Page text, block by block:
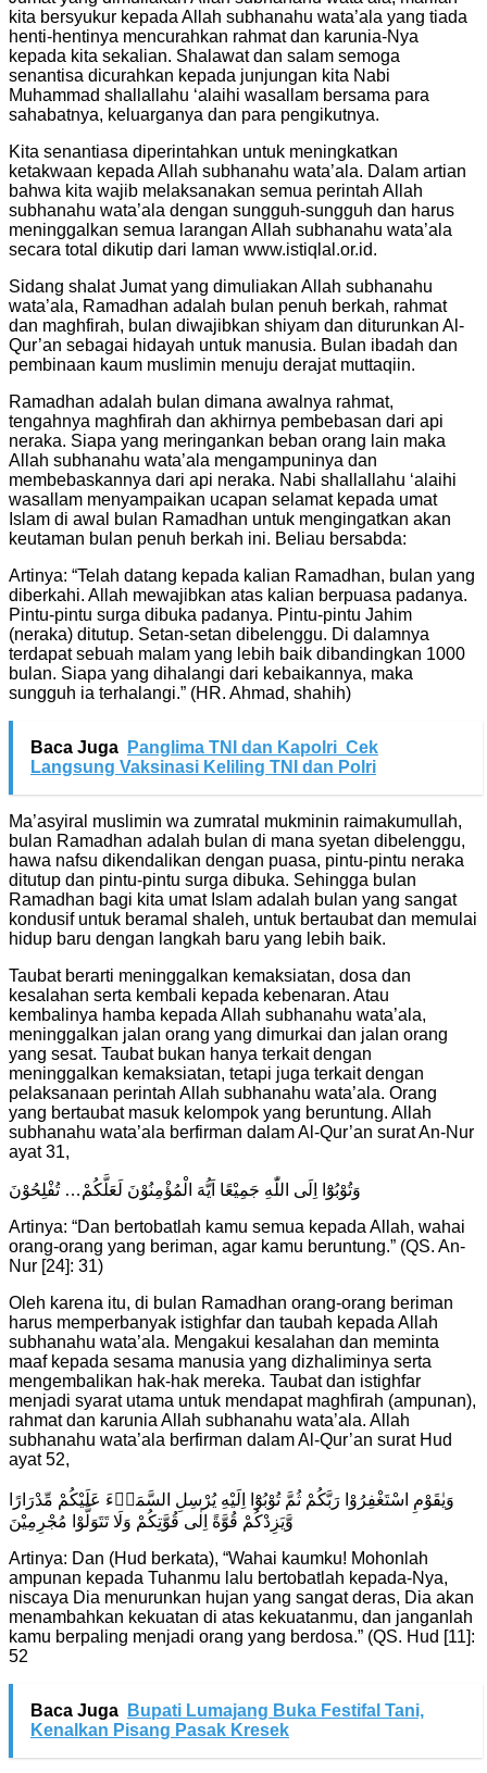
kita bersyukur kepada Allah subhanahu wata’ala yang tiada
henti-hentinya mencurahkan rahmat dan karunia-Nya
kepada kita sekalian. Shalawat dan salam semoga
senantisa dicurahkan kepada junjungan kita Nabi
Muhammad shallallahu ‘alaihi wasallam bersama para
sahabatnya, keluarganya dan para pengikutnya.
Kita senantiasa diperintahkan untuk meningkatkan
ketakwaan kepada Allah subhanahu wata’ala. Dalam artian
bahwa kita wajib melaksanakan semua perintah Allah
subhanahu wata’ala dengan sungguh-sungguh dan harus
meninggalkan semua larangan Allah subhanahu wata’ala
secara total dikutip dari laman www.istiqlal.or.id.
Sidang shalat Jumat yang dimuliakan Allah subhanahu
wata’ala, Ramadhan adalah bulan penuh berkah, rahmat
dan maghfirah, bulan diwajibkan shiyam dan diturunkan Al-
Qur’an sebagai hidayah untuk manusia. Bulan ibadah dan
pembinaan kaum muslimin menuju derajat muttaqiin.
Ramadhan adalah bulan dimana awalnya rahmat,
tengahnya maghfirah dan akhirnya pembebasan dari api
neraka. Siapa yang meringankan beban orang lain maka
Allah subhanahu wata’ala mengampuninya dan
membebaskannya dari api neraka. Nabi shallallahu ‘alaihi
wasallam menyampaikan ucapan selamat kepada umat
Islam di awal bulan Ramadhan untuk mengingatkan akan
keutaman bulan penuh berkah ini. Beliau bersabda:
Artinya: “Telah datang kepada kalian Ramadhan, bulan yang
diberkahi. Allah mewajibkan atas kalian berpuasa padanya.
Pintu-pintu surga dibuka padanya. Pintu-pintu Jahim
(neraka) ditutup. Setan-setan dibelenggu. Di dalamnya
terdapat sebuah malam yang lebih baik dibandingkan 1000
bulan. Siapa yang dihalangi dari kebaikannya, maka
sungguh ia terhalangi.” (HR. Ahmad, shahih)
Baca Juga
Panglima TNI dan Kapolri Cek
Langsung Vaksinasi Keliling TNI dan Polri
Ma’asyiral muslimin wa zumratal mukminin raimakumullah,
bulan Ramadhan adalah bulan di mana syetan dibelenggu,
hawa nafsu dikendalikan dengan puasa, pintu-pintu neraka
ditutup dan pintu-pintu surga dibuka. Sehingga bulan
Ramadhan bagi kita umat Islam adalah bulan yang sangat
kondusif untuk beramal shaleh, untuk bertaubat dan memulai
hidup baru dengan langkah baru yang lebih baik.
Taubat berarti meninggalkan kemaksiatan, dosa dan
kesalahan serta kembali kepada kebenaran. Atau
kembalinya hamba kepada Allah subhanahu wata’ala,
meninggalkan jalan orang yang dimurkai dan jalan orang
yang sesat. Taubat bukan hanya terkait dengan
meninggalkan kemaksiatan, tetapi juga terkait dengan
pelaksanaan perintah Allah subhanahu wata’ala. Orang
yang bertaubat masuk kelompok yang beruntung. Allah
subhanahu wata’ala berfirman dalam Al-Qur’an surat An-Nur
ayat 31,
وَتُوْبُوْٓا اِلَى اللّٰهِ جَمِيْعًا اَيُّهَ الْمُؤْمِنُوْنَ لَعَلَّكُمْ… تُفْلِحُوْنَ
Artinya: “Dan bertobatlah kamu semua kepada Allah, wahai
orang-orang yang beriman, agar kamu beruntung.” (QS. An-
Nur [24]: 31)
Oleh karena itu, di bulan Ramadhan orang-orang beriman
harus memperbanyak istighfar dan taubah kepada Allah
subhanahu wata’ala. Mengakui kesalahan dan meminta
maaf kepada sesama manusia yang dizhaliminya serta
mengembalikan hak-hak mereka. Taubat dan istighfar
menjadi syarat utama untuk mendapat maghfirah (ampunan),
rahmat dan karunia Allah subhanahu wata’ala. Allah
subhanahu wata’ala berfirman dalam Al-Qur’an surat Hud
ayat 52,
وَيٰقَوْمِ اسْتَغْفِرُوْا رَبَّكُمْ ثُمَّ تُوْبُوْٓا اِلَيْهِ يُرْسِلِ السَّمَاۤءَ عَلَيْكُمْ مِّدْرَارًا
وَّيَزِدْكُمْ قُوَّةً اِلٰى قُوَّتِكُمْ وَلَا تَتَوَلَّوْا مُجْرِمِيْنَ
Artinya: Dan (Hud berkata), “Wahai kaumku! Mohonlah
ampunan kepada Tuhanmu lalu bertobatlah kepada-Nya,
niscaya Dia menurunkan hujan yang sangat deras, Dia akan
menambahkan kekuatan di atas kekuatanmu, dan janganlah
kamu berpaling menjadi orang yang berdosa.” (QS. Hud [11]:
52
Baca Juga
Bupati Lumajang Buka Festifal Tani,
Kenalkan Pisang Pasak Kresek